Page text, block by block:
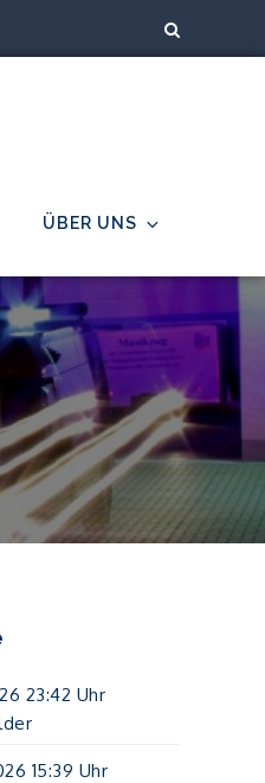
ÜBER UNS
23:42 Uhr
15:39 Uhr